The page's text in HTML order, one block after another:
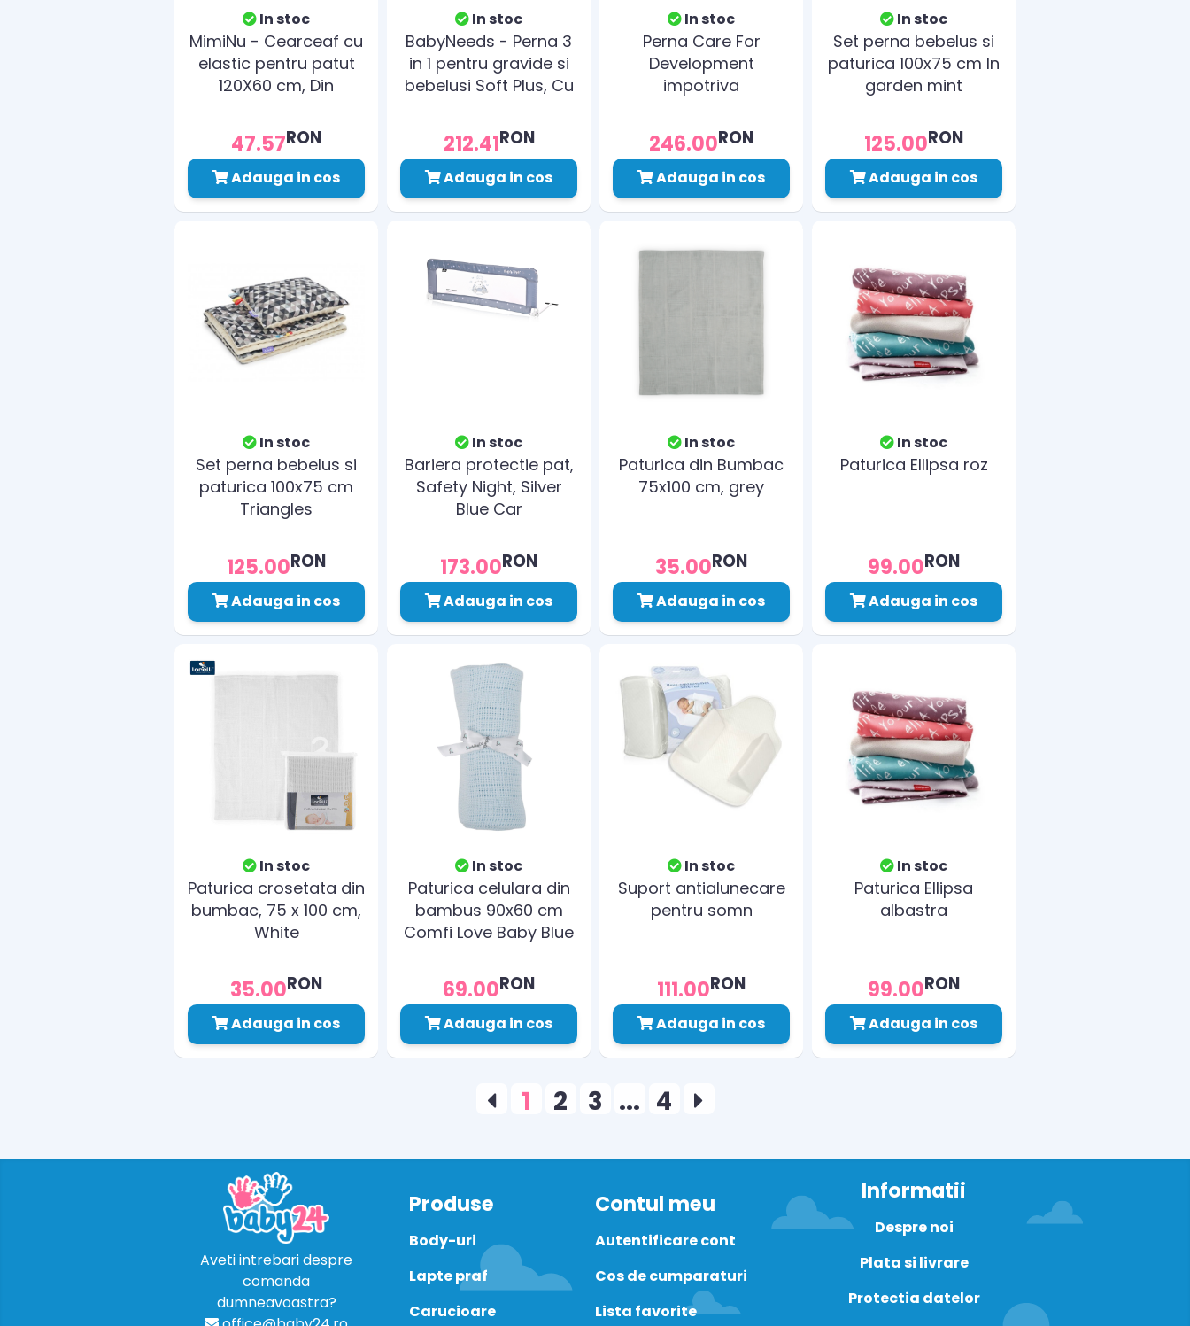
In stoc
MimiNu - Cearceaf cu
elastic pentru patut
120X60 cm, Din
Blue
47.57RON
Adauga in cos
In stoc
BabyNeeds - Perna 3
in 1 pentru gravide si
bebelusi Soft Plus, Cu
bumbac, Bulinute mici
alb cu verde
212.41RON
Adauga in cos
In stoc
Perna Care For
Development
impotriva
brahicefaliei 0-8 luni
246.00RON
Adauga in cos
In stoc
Set perna bebelus si
paturica 100x75 cm In
garden mint
125.00RON
Adauga in cos
In stoc
Set perna bebelus si
paturica 100x75 cm
Triangles
125.00RON
Adauga in cos
In stoc
Bariera protectie pat,
Safety Night, Silver
Blue Car
173.00RON
Adauga in cos
In stoc
Paturica din Bumbac
75x100 cm, grey
35.00RON
Adauga in cos
In stoc
Paturica Ellipsa roz
99.00RON
Adauga in cos
In stoc
Paturica crosetata din
bumbac, 75 x 100 cm,
White
35.00RON
Adauga in cos
In stoc
Paturica celulara din
bambus 90x60 cm
Comfi Love Baby Blue
69.00RON
Adauga in cos
In stoc
Suport antialunecare
pentru somn
111.00RON
Adauga in cos
In stoc
Paturica Ellipsa
albastra
99.00RON
Adauga in cos
1 2 3 ... 4
Aveti intrebari despre
comanda
dumneavoastra?
Produse
Body-uri
Lapte praf
Carucioare
Contul meu
Autentificare cont
Cos de cumparaturi
Lista favorite
Informatii
Despre noi
Plata si livrare
Protectia datelor